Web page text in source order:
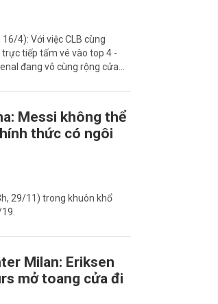
4): Với việc CLB cùng
tiếp tấm vé vào top 4 -
đang vô cùng rộng cửa...
Messi không thể
thức có ngôi
29/11) trong khuôn khổ
Milan: Eriksen
mở toang cửa đi